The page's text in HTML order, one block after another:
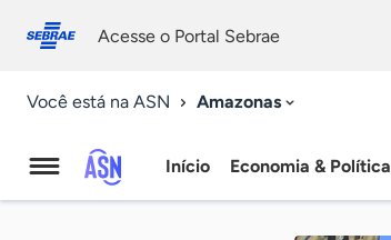
conosco
Acesse o Portal Sebrae
Você está na ASN Amazonas
Agência
Início Economia & Política